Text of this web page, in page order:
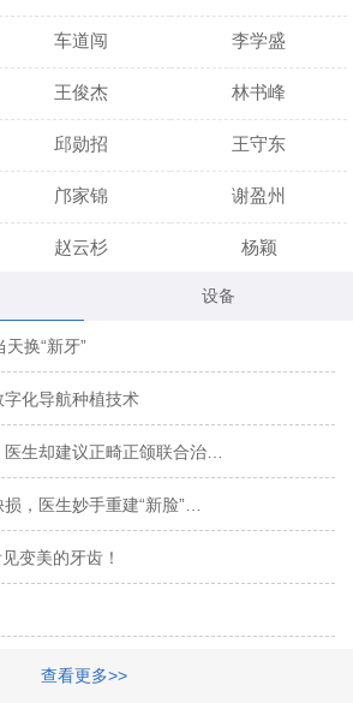
车道闯 李学盛
王俊杰 林书峰
邱勋招 王守东
邝家锦 谢盈州
赵云杉 杨颖
黄启龙
林芳诚
姜炳华
梁春晓
颜晶
商晔
设备
换“新牙”
化导航种植技术
生却建议正畸正颌联合治…
，医生妙手重建“新脸”…
变美的牙齿！
查看更多>>